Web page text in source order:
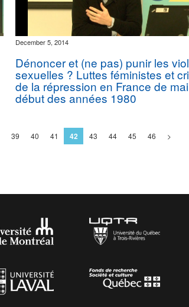
December 5, 2014
Dénoncer et (ne pas) punir les
sexuelles ? Luttes féministes et
de la répression en France de
début des années 1980
39 40 41 42 43 44 45 46 >